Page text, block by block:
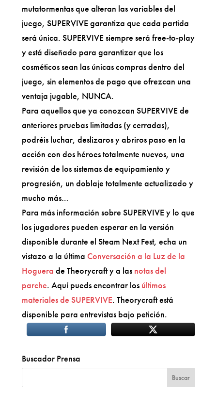
mutatormentas que alteran las variables del
juego, SUPERVIVE garantiza que cada partida
será única. SUPERVIVE siempre será free-to-play
y está diseñado para garantizar que los
cosméticos sean las únicas compras dentro del
juego, sin elementos de pago que ofrezcan una
ventaja jugable, NUNCA.
Para aquellos que ya conozcan SUPERVIVE de
anteriores pruebas limitadas (y cerradas),
podréis luchar, deslizaros y abriros paso en la
acción con dos héroes totalmente nuevos, una
revisión de los sistemas de equipamiento y
progresión, un doblaje totalmente actualizado y
mucho más…
Para más información sobre SUPERVIVE y lo que
los jugadores pueden esperar en la versión
disponible durante el Steam Next Fest, echa un
vistazo a la última Conversación a la Luz de la
Hoguera de Theorycraft y a las notas del
parche. Aquí pueds encontrar los últimos
materiales de SUPERVIVE. Theorycraft está
disponible para entrevistas bajo petición.
Buscador Prensa